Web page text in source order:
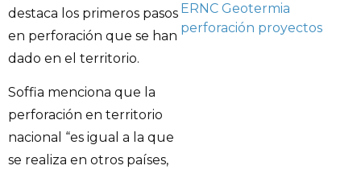
destaca los primeros pasos
en perforación que se han
dado en el territorio.
Soffia menciona que la
perforación en territorio
nacional “es igual a la que
se realiza en otros países,
ERNC Geotermia
perforación proyectos